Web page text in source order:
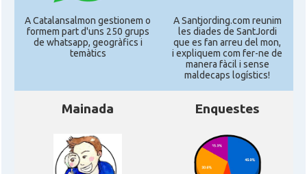
A Catalansalmon gestionem o
formem part d'uns 250 grups
de whatsapp, geogràfics i
temàtics
A Santjording.com reunim
les diades de SantJordi
que es fan arreu del mon,
i expliquem com fer-ne de
manera fàcil i sense
maldecaps logí­stics!
Mainada Enquestes